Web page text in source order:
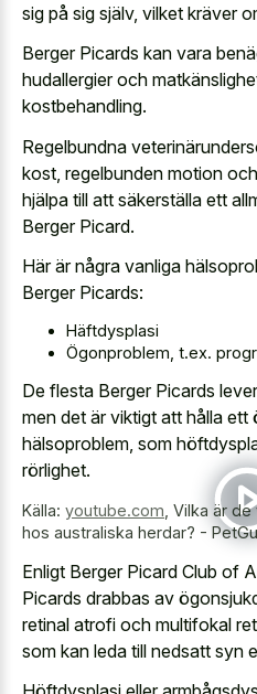
sig på sig själv, vilket kräver
Berger Picards kan vara
hudallergier och
kostbehandling.
Regelbundna
kost, regelbunden motion
hjälpa till att säkerställa ett
Berger Picard.
Här är några vanliga
Berger Picards:
Häftdysplasi
Ögonproblem, t.ex.
De flesta Berger Picards
men det är viktigt att hålla ett
hälsoproblem, som
rörlighet.
Källa: youtube.com Vilka är
hos australiska herdar? -
Enligt Berger Picard Club of
Picards drabbas av
retinal atrofi och multifokal
som kan leda till nedsatt syn